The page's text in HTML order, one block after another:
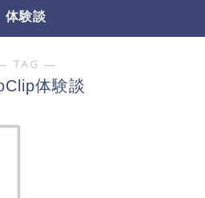
体験談
TAG ―
体験談